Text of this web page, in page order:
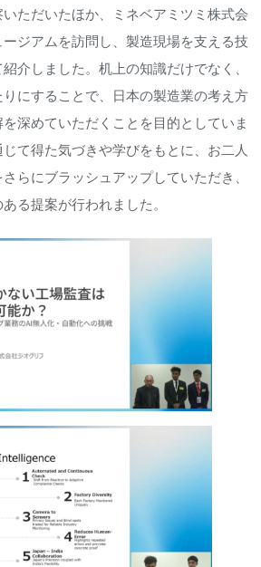
ただいたほか、ミネベアミツミ株式会
ジアムを訪問し、製造現場を支える技
介しました。机上の知識だけでなく、
にすることで、日本の製造業の考え方
深めていただくことを目的としていま
て得た気づきや学びをもとに、お二人
らにブラッシュアップしていただき、
る提案が行われました。